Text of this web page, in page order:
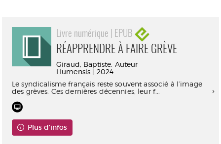
Livre numérique | EPUB
RÉAPPRENDRE À FAIRE GRÈVE
Giraud, Baptiste. Auteur
Humensis | 2024
Le syndicalisme français reste souvent associé à l’image
des grèves. Ces dernières décennies, leur f...
Plus d'infos